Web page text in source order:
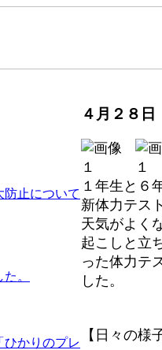
防止について
。
かりのプレ
４月２８
１年生と６
新体力テス
天気がよく
起こしと立
った体力テ
した。
【日々の様